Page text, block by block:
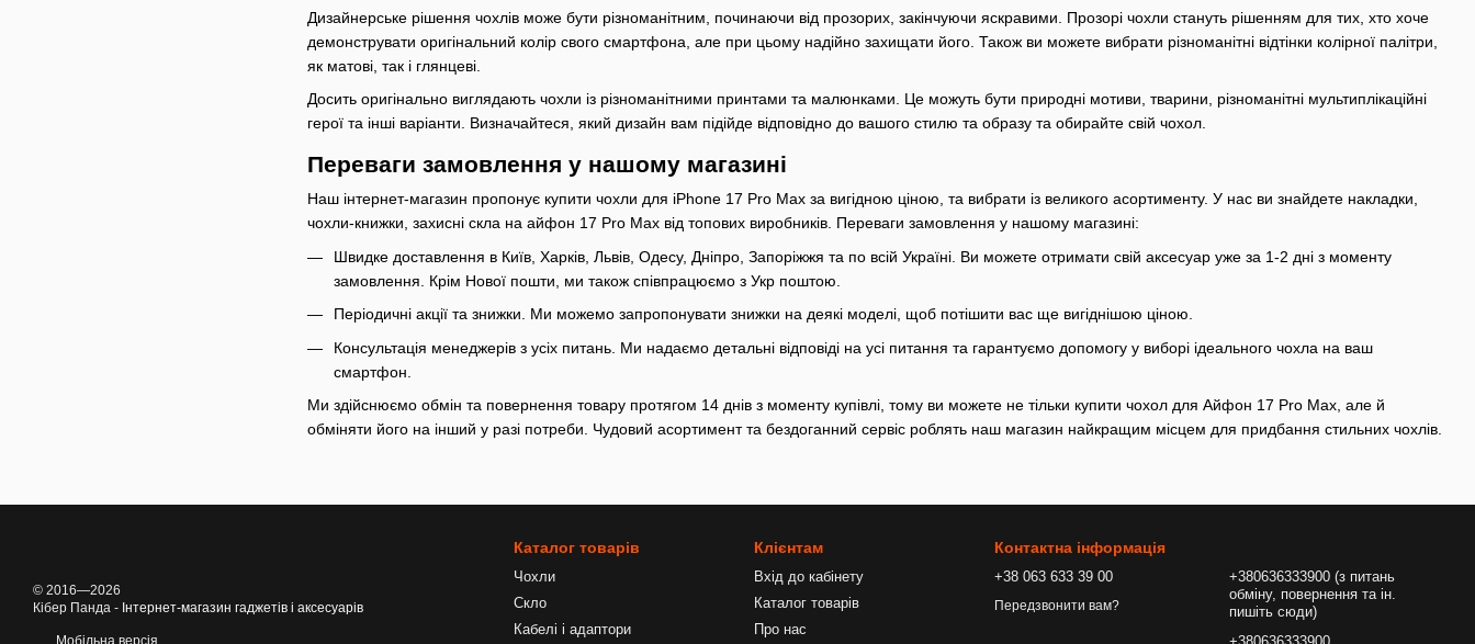
Дизайнерське рішення чохлів може бути різноманітним, починаючи від прозорих, закінчуючи яскравими. Прозорі чохли стануть рішенням для тих, хто хоче
демонструвати оригінальний колір свого смартфона, але при цьому надійно захищати його. Також ви можете вибрати різноманітні відтінки колірної палітри,
як матові, так і глянцеві.
Досить оригінально виглядають чохли із різноманітними принтами та малюнками. Це можуть бути природні мотиви, тварини, різноманітні мультиплікаційні
герої та інші варіанти. Визначайтеся, який дизайн вам підійде відповідно до вашого стилю та образу та обирайте свій чохол.
Переваги замовлення у нашому магазині
Наш інтернет-магазин пропонує купити чохли для iPhone 17 Pro Max за вигідною ціною, та вибрати із великого асортименту. У нас ви знайдете накладки,
чохли-книжки, захисні скла на айфон 17 Pro Max від топових виробників. Переваги замовлення у нашому магазині:
Швидке доставлення в Київ, Харків, Львів, Одесу, Дніпро, Запоріжжя та по всій Україні. Ви можете отримати свій аксесуар уже за 1-2 дні з моменту
замовлення. Крім Нової пошти, ми також співпрацюємо з Укр поштою.
Періодичні акції та знижки. Ми можемо запропонувати знижки на деякі моделі, щоб потішити вас ще вигіднішою ціною.
Консультація менеджерів з усіх питань. Ми надаємо детальні відповіді на усі питання та гарантуємо допомогу у виборі ідеального чохла на ваш
смартфон.
Ми здійснюємо обмін та повернення товару протягом 14 днів з моменту купівлі, тому ви можете не тільки купити чохол для Айфон 17 Pro Max, але й
обміняти його на інший у разі потреби. Чудовий асортимент та бездоганний сервіс роблять наш магазин найкращим місцем для придбання стильних чохлів.
© 2016—2026
Кібер Панда - Інтернет-магазин гаджетів і аксесуарів
Мобільна версія
Каталог товарів
Чохли
Скло
Кабелі і адаптори
Клієнтам
Вхід до кабінету
Каталог товарів
Про нас
Контактна інформація
+38 063 633 39 00
Передзвонити вам?
+380636333900 (з питань
обміну, повернення та ін.
пишіть сюди)